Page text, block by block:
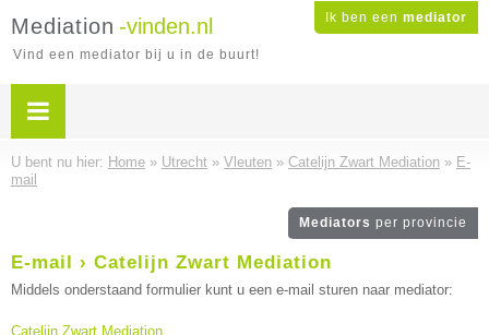
Ik ben een mediator
Mediation -vinden.nl
Vind een mediator bij u in de buurt!
U bent nu hier: Home » Utrecht » Vleuten » Catelijn Zwart Mediation » E-
mail
Mediators per provincie
E-mail › Catelijn Zwart Mediation
Middels onderstaand formulier kunt u een e-mail sturen naar mediator:
Catelijn Zwart Mediation